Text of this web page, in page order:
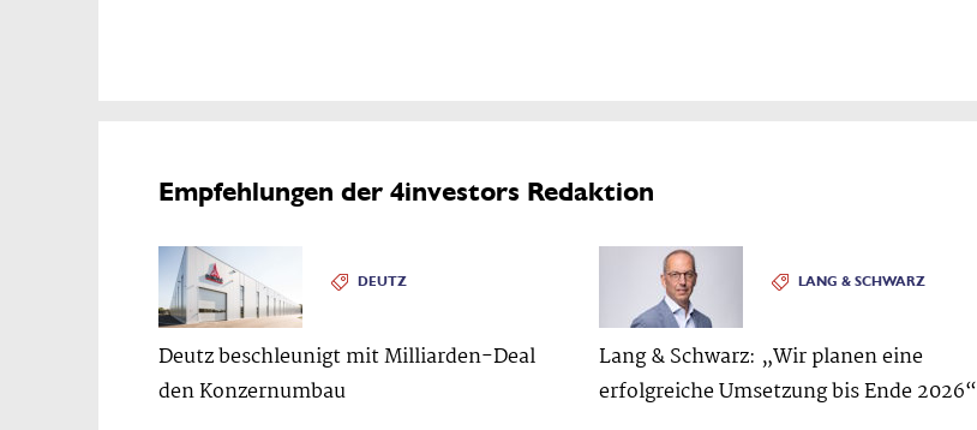
Empfehlungen der 4investors Redaktion
DEUTZ
Deutz beschleunigt mit Milliarden-Deal
den Konzernumbau
LANG & SCHWARZ
Lang & Schwarz: „Wir planen eine
erfolgreiche Umsetzung bis Ende 2026“